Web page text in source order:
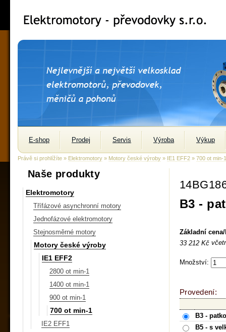
E-shop Prodej Servis Výroba Výkup
Právě si prohlížíte » Elektromotory » Motory české výroby » IE1 EFF2 » 700 ot min-1
Naše produkty
Elektromotory
Třífázové asynchronní motory
Jednofázové elektromotory
Stejnosměrné motory
Motory české výroby
IE1 EFF2
2800 ot min-1
1400 ot min-1
900 ot min-1
700 ot min-1
IE2 EFF1
B3 -
Základní
33 212 Kč
Množství:
Provedení:
B3 -
B5 - s